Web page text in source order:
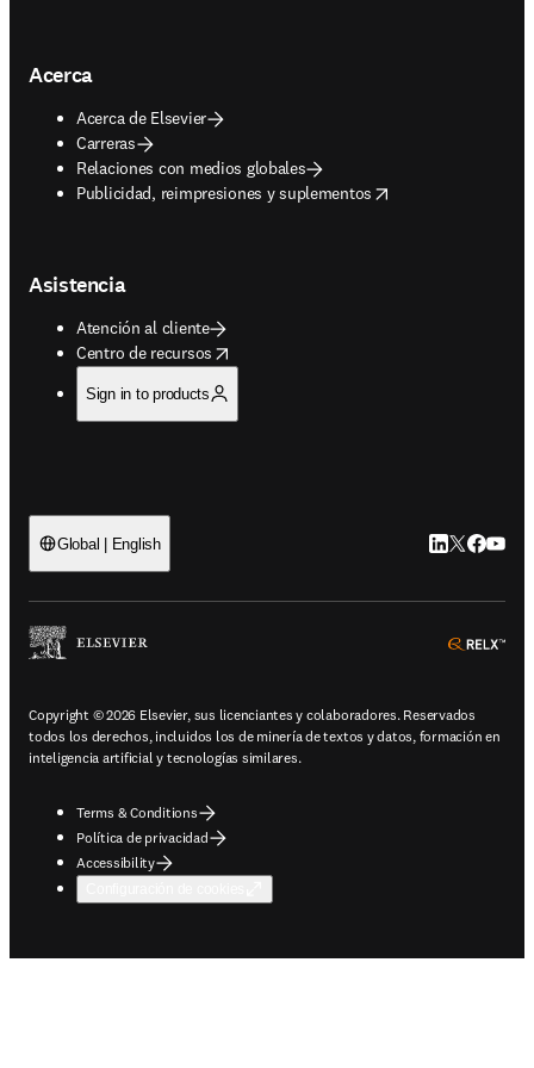
Acerca
Acerca de Elsevier
Carreras
Relaciones con medios globales
Publicidad, reimpresiones y suplementos
opens in new tab/window
Asistencia
Atención al cliente
Centro de recursos
opens in new tab/window
Sign in to products
Global | English LinkedIn se
Twitter se
Copyright © 2026 Elsevier, sus licenciantes y colaboradores. Reservados
todos los derechos, incluidos los de minería de textos y datos, formación en
inteligencia artificial y tecnologías similares.
Terms & Conditions
Política de privacidad
Accessibility